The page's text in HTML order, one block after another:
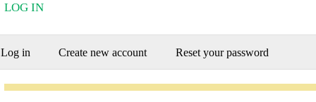
LOG IN
PRIMARY
TABS
Log in (active
tab)
Create new account Reset your password